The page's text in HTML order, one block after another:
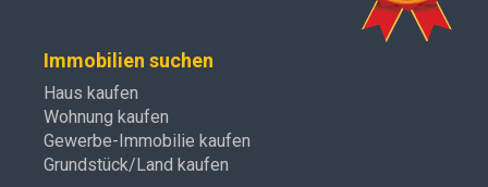
Immobilien suchen
Haus kaufen
Wohnung kaufen
Gewerbe-Immobilie kaufen
Grundstück/Land kaufen